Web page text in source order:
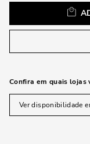
Confira em quais
Ver disponibilidade